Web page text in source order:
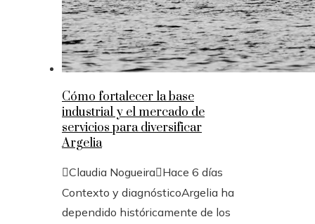
Cómo fortalecer la base
industrial y el mercado de
servicios para diversificar
Argelia
Claudia Nogueira Hace 6 días
Contexto y diagnósticoArgelia ha
dependido históricamente de los